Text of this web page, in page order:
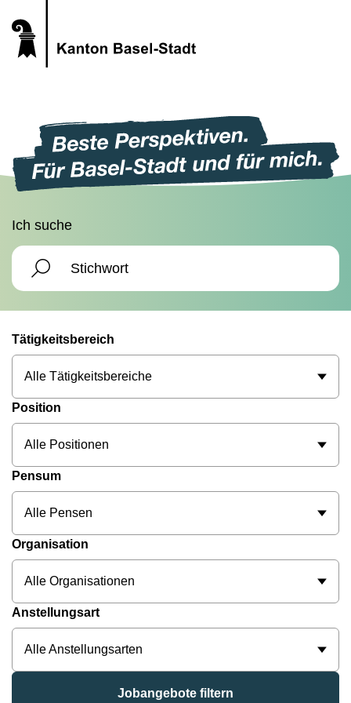
Ich suche
Tätigkeitsbereich
Alle Tätigkeitsbereiche
Position
Alle Positionen
Pensum
Alle Pensen
Organisation
Alle Organisationen
Anstellungsart
Alle Anstellungsarten
Jobangebote filtern